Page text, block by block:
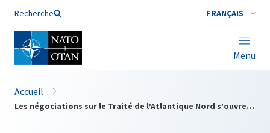
Recherche FRANÇAIS
Menu
Nom de famille*
Accueil
Les négociations sur le Traité de l’Atlantique Nord s’ouvrent à Washington